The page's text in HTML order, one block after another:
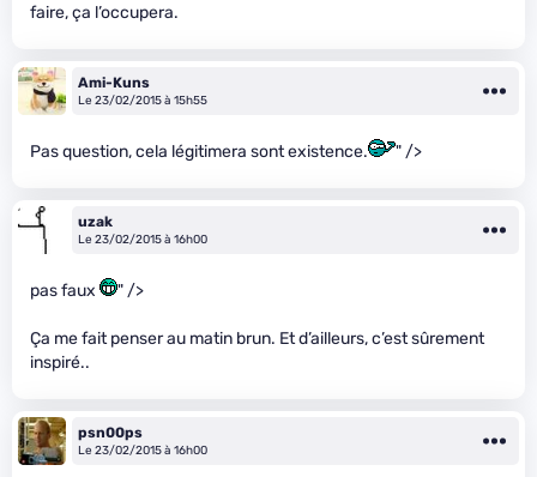
faire, ça l’occupera.
Ami-Kuns
Le 23/02/2015 à 15h55
Pas question, cela légitimera sont existence. " />
uzak
Le 23/02/2015 à 16h00
pas faux " />
Ça me fait penser au matin brun. Et d’ailleurs, c’est sûrement
inspiré..
psn00ps
Le 23/02/2015 à 16h00